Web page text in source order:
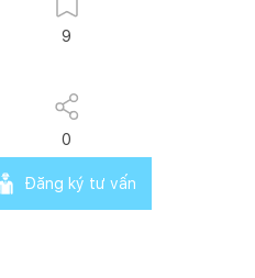
9
0
Đăng ký tư vấn